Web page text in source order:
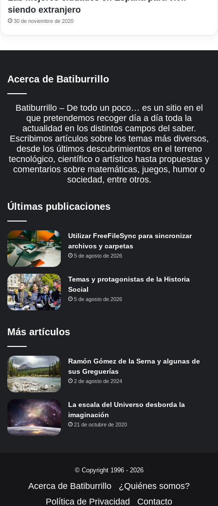
siendo extranjero
30 de noviembre de 2020
Acerca de Batiburrillo
Batiburrillo – De todo un poco… es un sitio en el
que pretendemos recoger día a día toda la
actualidad en los distintos campos del saber.
Escribimos artículos sobre los temas más diversos,
desde los últimos descubrimientos en el terreno
tecnológico, científico o artístico hasta propuestas y
comentarios sobre matemáticas, juegos, humor o
sociedad, entre otros.
Últimas publicaciones
Utilizar FreeFileSync para sincronizar
archivos y carpetas
5 de agosto de 2026
Temas y protagonistas de la Historia
Social
5 de agosto de 2026
Más artículos
Ramón Gómez de la Serna y algunas de
sus Greguerías
2 de agosto de 2024
La escala del Universo desborda la
imaginación
21 de octubre de 2020
© Copyright 1996 - 2026
Acerca de Batiburrillo
¿Quiénes somos?
Política de Privacidad
Contacto